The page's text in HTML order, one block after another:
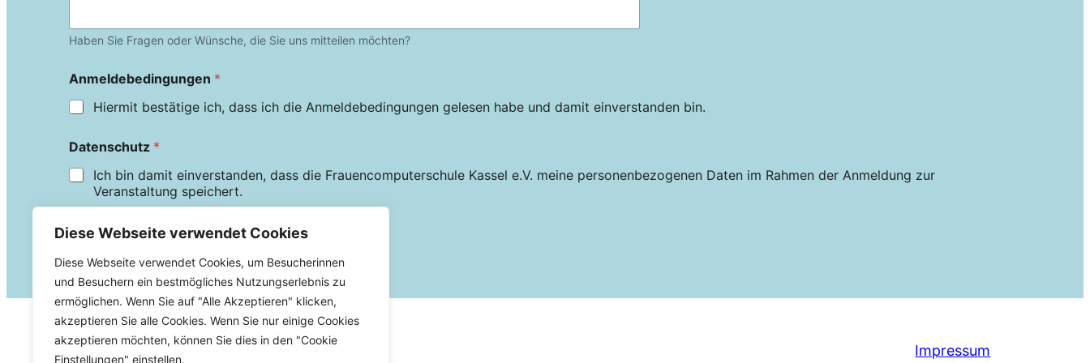
Diese Webseite verwendet Cookies
Diese Webseite verwendet Cookies, um Besucherinnen
und Besuchern ein bestmögliches Nutzungserlebnis zu
ermöglichen. Wenn Sie auf "Alle Akzeptieren" klicken,
akzeptieren Sie alle Cookies. Wenn Sie nur einige Cookies
akzeptieren möchten, können Sie dies in den "Cookie
Einstellungen" einstellen.
Haben Sie Fragen oder Wünsche, die Sie uns mitteilen möchten?
Anmeldebedingungen *
Hiermit bestätige ich, dass ich die Anmeldebedingungen gelesen habe und damit einverstanden bin.
Datenschutz *
Ich bin damit einverstanden, dass die Frauencomputerschule Kassel e.V. meine personenbezogenen Daten im Rahmen der Anmeldung zur
Veranstaltung speichert.
Jetzt verbindlich anmelden
Impressum